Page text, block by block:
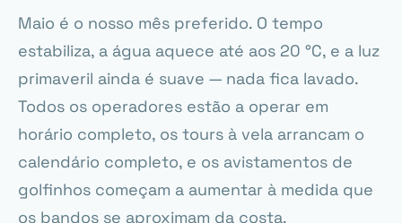
Maio é o nosso mês preferido. O tempo
estabiliza, a água aquece até aos 20 °C, e a luz
primaveril ainda é suave — nada fica lavado.
Todos os operadores estão a operar em
horário completo, os tours à vela arrancam o
calendário completo, e os avistamentos de
golfinhos começam a aumentar à medida que
os bandos se aproximam da costa.